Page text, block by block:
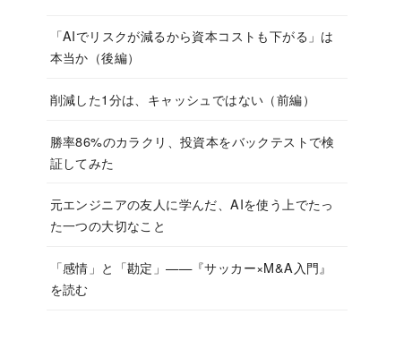
「AIでリスクが減るから資本コストも下がる」は
本当か（後編）
削減した1分は、キャッシュではない（前編）
勝率86%のカラクリ、投資本をバックテストで検
証してみた
元エンジニアの友人に学んだ、AIを使う上でたっ
た一つの大切なこと
「感情」と「勘定」——『サッカー×M&A入門』
を読む